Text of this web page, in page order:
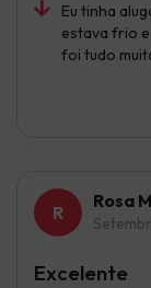
Eu tinha
estava frio
foi tudo
Rosa
Excelente